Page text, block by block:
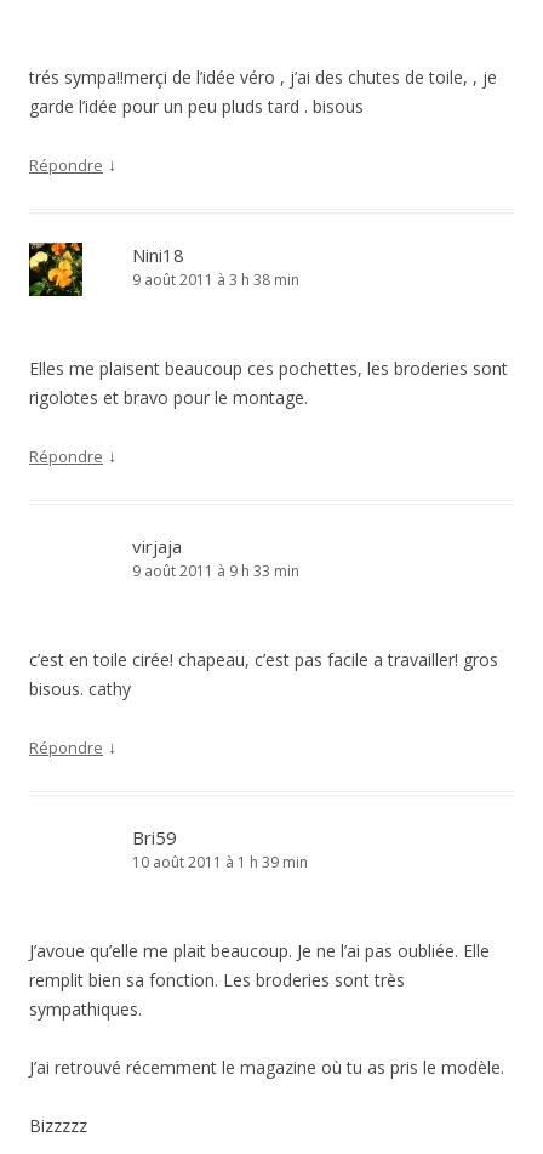
trés sympa!!merçi de l’idée véro , j’ai des chutes de toile, , je
garde l’idée pour un peu pluds tard . bisous
Répondre ↓
Nini18
9 août 2011 à 3 h 38 min
Elles me plaisent beaucoup ces pochettes, les broderies sont
rigolotes et bravo pour le montage.
Répondre ↓
virjaja
9 août 2011 à 9 h 33 min
c’est en toile cirée! chapeau, c’est pas facile a travailler! gros
bisous. cathy
Répondre ↓
Bri59
10 août 2011 à 1 h 39 min
J’avoue qu’elle me plait beaucoup. Je ne l’ai pas oubliée. Elle
remplit bien sa fonction. Les broderies sont très
sympathiques.
J’ai retrouvé récemment le magazine où tu as pris le modèle.
Bizzzzz